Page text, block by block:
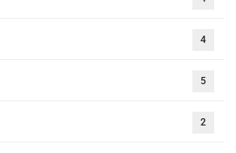
4
5
2